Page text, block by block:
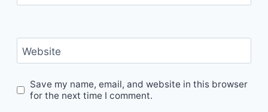
Website
Save my name, email, and website in this browser
for the next time I comment.